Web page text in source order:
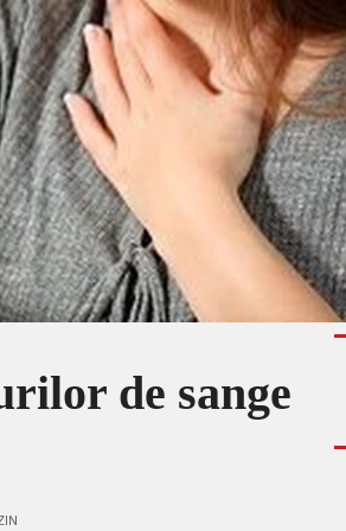
de sange